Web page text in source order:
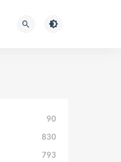
90
830
793